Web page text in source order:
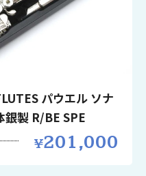
パウエル ソナ
銀製 R/BE SPE
201,000